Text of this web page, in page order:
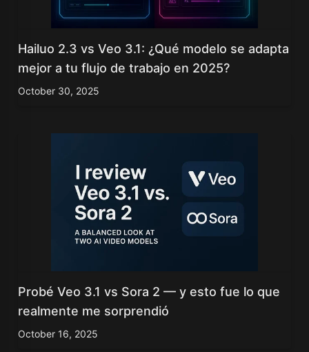
Hailuo 2.3 vs Veo 3.1: ¿Qué modelo se adapta
mejor a tu flujo de trabajo en 2025?
October 30, 2025
Probé Veo 3.1 vs Sora 2 — y esto fue lo que
realmente me sorprendió
October 16, 2025